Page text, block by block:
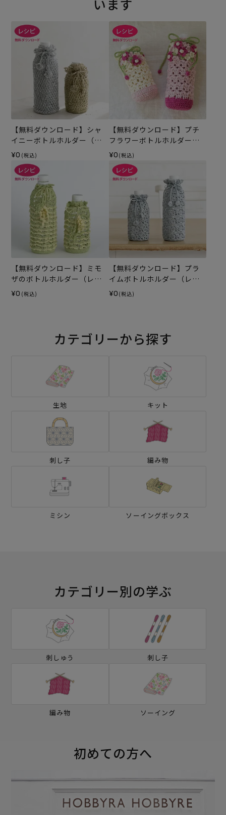
います
【無料ダウンロード】シャ
イニーボトルホルダー（レ
シピ）
¥0 (税込)
【無料ダウンロード】プチ
フラワーボトルホルダー
（レシピ）
¥0 (税込)
【無料ダウンロード】ミモ
ザのボトルホルダー（レシ
ピ）
¥0 (税込)
【無料ダウンロード】プラ
イムボトルホルダー（レシ
ピ）
¥0 (税込)
カテゴリーから探す
生地 キット
刺し子 編み物
ミシン ソーイングボックス
カテゴリー別の学ぶ
刺しゅう 刺し子
編み物 ソーイング
初めての方へ